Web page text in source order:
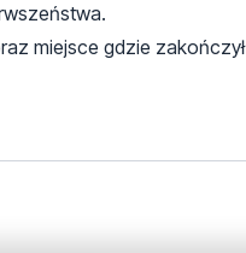
miejsce gdzie zakończył